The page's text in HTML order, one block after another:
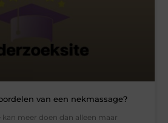
van een nekmassage?
meer doen dan alleen maar